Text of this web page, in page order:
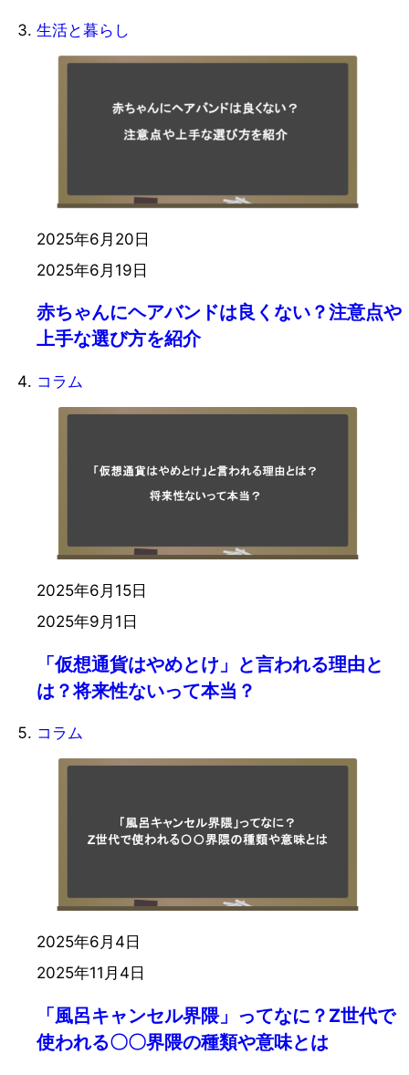
生活と暮らし
2025年6月20日
2025年6月19日
赤ちゃんにヘアバンドは良くない？注意点や
上手な選び方を紹介
コラム
2025年6月15日
2025年9月1日
「仮想通貨はやめとけ」と言われる理由と
は？将来性ないって本当？
コラム
2025年6月4日
2025年11月4日
「風呂キャンセル界隈」ってなに？Z世代で
使われる〇〇界隈の種類や意味とは